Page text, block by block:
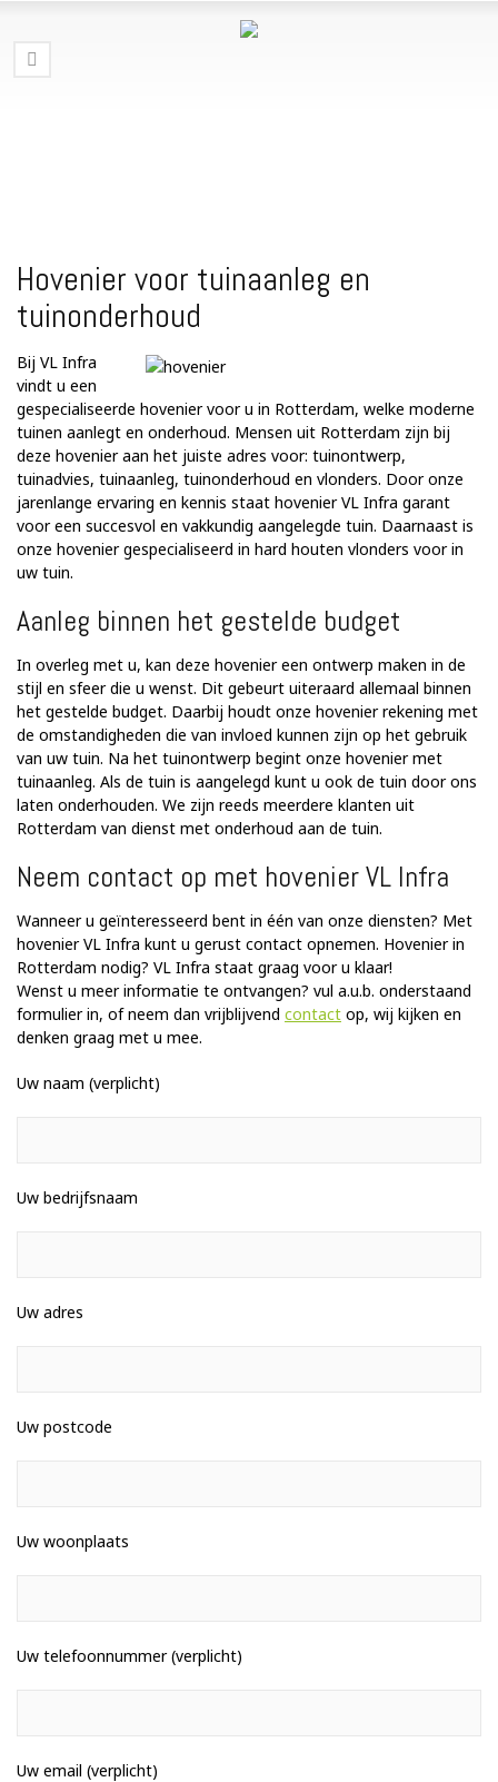
Hovenier voor tuinaanleg en
tuinonderhoud
Bij VL Infra
vindt u een
gespecialiseerde hovenier voor u in Rotterdam, welke moderne
tuinen aanlegt en onderhoud. Mensen uit Rotterdam zijn bij
deze hovenier aan het juiste adres voor: tuinontwerp,
tuinadvies, tuinaanleg, tuinonderhoud en vlonders. Door onze
jarenlange ervaring en kennis staat hovenier VL Infra garant
voor een succesvol en vakkundig aangelegde tuin. Daarnaast is
onze hovenier gespecialiseerd in hard houten vlonders voor in
uw tuin.
Aanleg binnen het gestelde budget
In overleg met u, kan deze hovenier een ontwerp maken in de
stijl en sfeer die u wenst. Dit gebeurt uiteraard allemaal binnen
het gestelde budget. Daarbij houdt onze hovenier rekening met
de omstandigheden die van invloed kunnen zijn op het gebruik
van uw tuin. Na het tuinontwerp begint onze hovenier met
tuinaanleg. Als de tuin is aangelegd kunt u ook de tuin door ons
laten onderhouden. We zijn reeds meerdere klanten uit
Rotterdam van dienst met onderhoud aan de tuin.
Neem contact op met hovenier VL Infra
Wanneer u geïnteresseerd bent in één van onze diensten? Met
hovenier VL Infra kunt u gerust contact opnemen. Hovenier in
Rotterdam nodig? VL Infra staat graag voor u klaar!
Wenst u meer informatie te ontvangen? vul a.u.b. onderstaand
formulier in, of neem dan vrijblijvend contact op, wij kijken en
denken graag met u mee.
Uw naam (verplicht)
Uw bedrijfsnaam
Uw adres
Uw postcode
Uw woonplaats
Uw telefoonnummer (verplicht)
Uw email (verplicht)